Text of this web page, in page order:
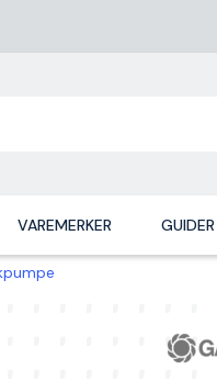
VAREMERKER GUIDER